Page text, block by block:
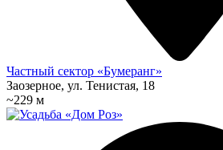
Частный сектор «Бумеранг»
Заозерное, ул. Тенистая, 18
~229 м